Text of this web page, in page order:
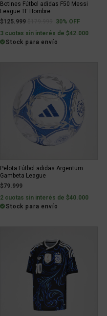
Botines Fútbol adidas F50 Messi
League TF Hombre
$125.999
Price reduced from
to30% OFF
3 cuotas sin interés de $42.000
Stock para envío
Pelota Fútbol adidas Argentum
Gambeta League
$79.999
2 cuotas sin interés de $40.000
Stock para envío